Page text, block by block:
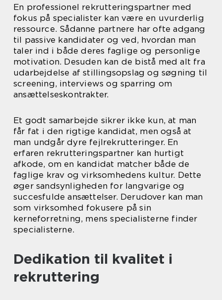
En professionel rekrutteringspartner med
fokus på specialister kan være en uvurderlig
ressource. Sådanne partnere har ofte adgang
til passive kandidater og ved, hvordan man
taler ind i både deres faglige og personlige
motivation. Desuden kan de bistå med alt fra
udarbejdelse af stillingsopslag og søgning til
screening, interviews og sparring om
ansættelseskontrakter.
Et godt samarbejde sikrer ikke kun, at man
får fat i den rigtige kandidat, men også at
man undgår dyre fejlrekrutteringer. En
erfaren rekrutteringspartner kan hurtigt
afkode, om en kandidat matcher både de
faglige krav og virksomhedens kultur. Dette
øger sandsynligheden for langvarige og
succesfulde ansættelser. Derudover kan man
som virksomhed fokusere på sin
kerneforretning, mens specialisterne finder
specialisterne.
Dedikation til kvalitet i
rekruttering